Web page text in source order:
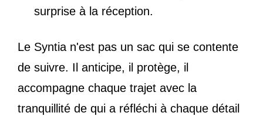
surprise à la réception.
Le Syntia n'est pas un sac qui se contente
de suivre. Il anticipe, il protège, il
accompagne chaque trajet avec la
tranquillité de qui a réfléchi à chaque détail